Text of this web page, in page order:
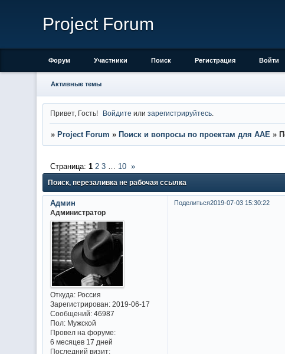
Project Forum
Форум Участники Поиск Регистрация Войти
Активные темы
Привет, Гость! Войдите илизарегистрируйтесь
» Project Forum » Поиск и вопросы по проектам для АAE »
Поиск, перезаливка не рабочая ссылка
Страница: 1 2 3 10 »
Поделиться2019-07-03 15:30:22
Админ
Администратор
Откуда:Россия
Зарегистрирован: 2019-06-17
Сообщений:46987
Пол:Мужской
Провел на форуме:
6 месяцев 17 дней
Последний визит: